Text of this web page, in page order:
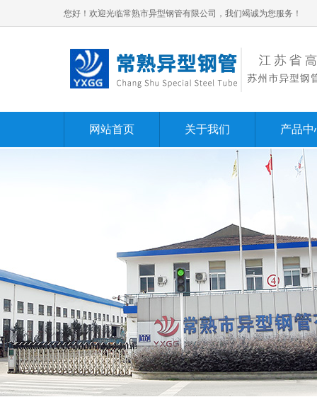
您好！欢迎光临常熟市异型钢管有限公司，我们竭诚为您服务！
网站首页 关于我们 产品中